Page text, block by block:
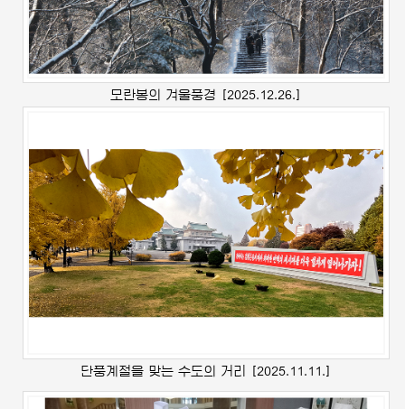
모란봉의 겨울풍경 [2025.12.26.]
단풍계절을 맞는 수도의 거리 [2025.11.11.]